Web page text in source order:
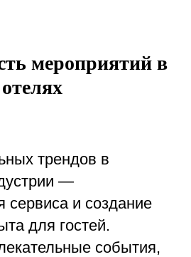
мероприятий в
отелях
трендов в
—
сервиса и создание
для гостей.
события,